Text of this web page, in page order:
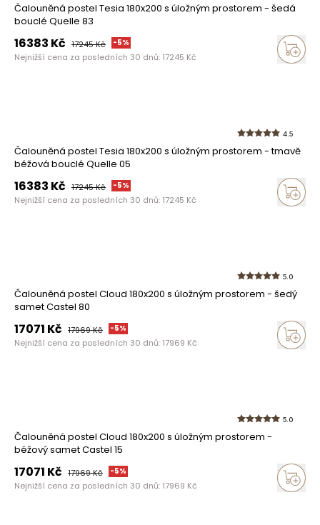
Čalouněná postel Tesia 180x200 s úložným prostorem - šedá
bouclé Quelle 83
16383 Kč 17245Kč -5%
Nejnižší cena za posledních 30 dnů: 17245 Kč
4.5
Čalouněná postel Tesia 180x200 s úložným prostorem - tmavě
béžová bouclé Quelle 05
16383 Kč 17245Kč -5%
Nejnižší cena za posledních 30 dnů: 17245 Kč
5.0
Čalouněná postel Cloud 180x200 s úložným prostorem - šedý
samet Castel 80
17071 Kč 17969Kč -5%
Nejnižší cena za posledních 30 dnů: 17969 Kč
5.0
Čalouněná postel Cloud 180x200 s úložným prostorem -
béžový samet Castel 15
17071 Kč 17969Kč -5%
Nejnižší cena za posledních 30 dnů: 17969 Kč